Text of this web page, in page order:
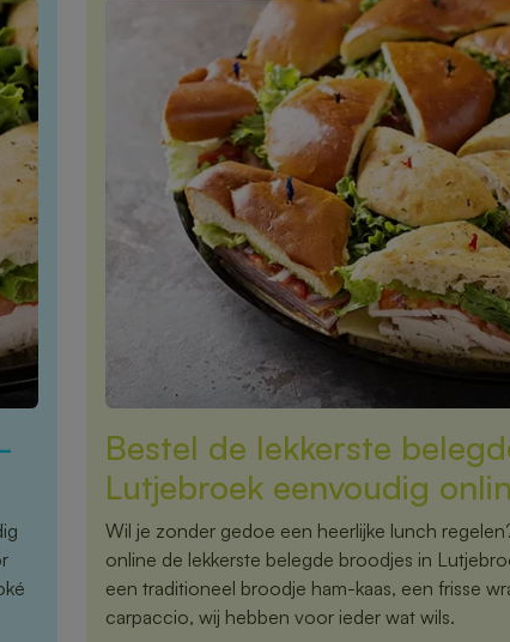
Bestel de lekkerste
Lutjebroek eenvoudig
Wil je zonder gedoe een heerlijke lunch
online de lekkerste belegde broodjes in
een traditioneel broodje ham-kaas, een frisse
carpaccio, wij hebben voor ieder wat wils.